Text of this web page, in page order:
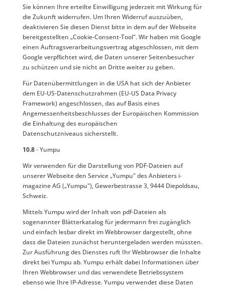
Sie können Ihre erteilte Einwilligung jederzeit mit Wirkung für
die Zukunft widerrufen. Um Ihren Widerruf auszuüben,
deaktivieren Sie diesen Dienst bitte in dem auf der Webseite
bereitgestellten „Cookie-Consent-Tool". Wir haben mit Google
einen Auftragsverarbeitungsvertrag abgeschlossen, mit dem
Google verpflichtet wird, die Daten unserer Seitenbesucher
zu schützen und sie nicht an Dritte weiter zu geben.
Für Datenübermittlungen in die USA hat sich der Anbieter
dem EU-US-Datenschutzrahmen (EU-US Data Privacy
Framework) angeschlossen, das auf Basis eines
Angemessenheitsbeschlusses der Europäischen Kommission
die Einhaltung des europäischen
Datenschutzniveaus sicherstellt.
10.8- Yumpu
Wir verwenden für die Darstellung von PDF-Dateien auf
unserer Webseite den Service „Yumpu" des Anbieters i-
magazine AG („Yumpu"), Gewerbestrasse 3, 9444 Diepoldsau,
Schweiz.
Mittels Yumpu wird der Inhalt von pdf-Dateien als
sogenannter Blätterkatalog für jedermann frei zugänglich
und einfach lesbar direkt im Webbrowser dargestellt, ohne
dass die Dateien zunächst heruntergeladen werden müssten.
Zur Ausführung des Dienstes ruft Ihr Webbrowser die Inhalte
direkt bei Yumpu ab. Yumpu erhält dabei Informationen über
Ihren Webbrowser und das verwendete Betriebssystem
ebenso wie Ihre IP-Adresse. Yumpu verwendet diese Daten